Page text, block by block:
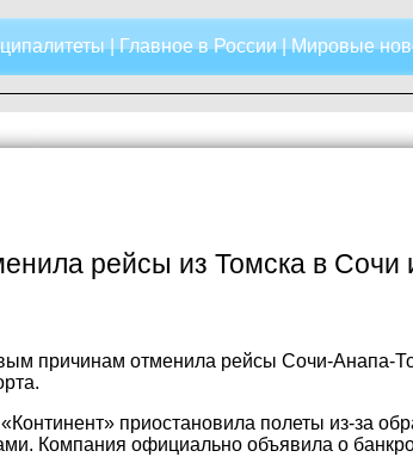
|Главное в России|Мировые
рейсы из Томска в Сочи
причинам отменила рейсы Сочи-Анапа-
приостановила полеты из-за
Компания официально объявила о